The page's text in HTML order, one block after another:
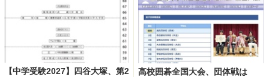
【中学受験2027】四谷大塚、第2
高校囲碁全国大会、団体戦は